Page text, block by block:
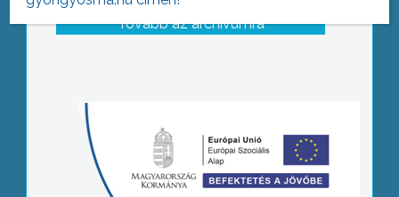
Tovább az archívumra